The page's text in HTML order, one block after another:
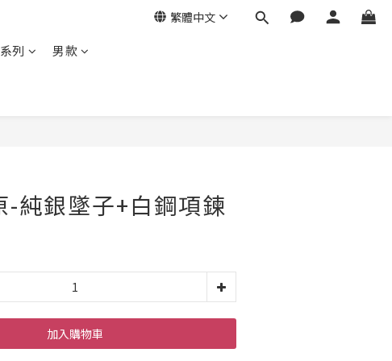
繁體中文
系列
男款
-純銀墜子+白鋼項鍊
加入購物車